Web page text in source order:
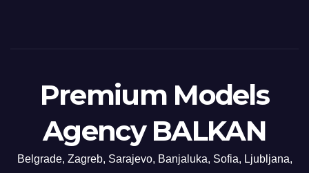
Premium Models
Agency BALKAN
Belgrade, Zagreb, Sarajevo, Banjaluka, Sofia, Ljubljana,